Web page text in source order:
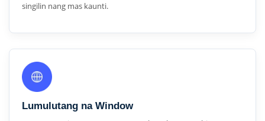
singilin nang mas kaunti.
Lumulutang na Window